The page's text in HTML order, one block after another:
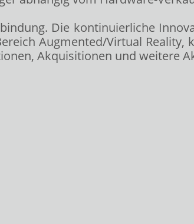
Die kontinuierliche
Augmented/Virtual Reality,
Akquisitionen und weitere